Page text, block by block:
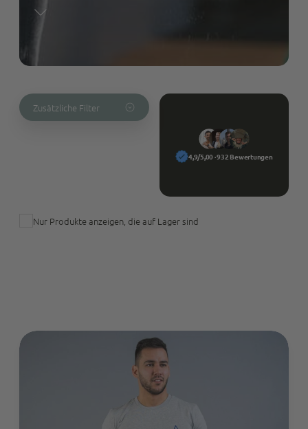
Zusätzliche Filter
4,9/5,00 · 932 Bewertungen
Nur Produkte anzeigen, die auf Lager sind